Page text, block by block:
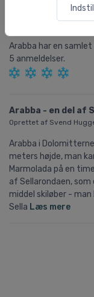
Arabba har en samlet
5 anmeldelser.
Arabba - en del af
Oprettet af Svend
Arabba i
meters højde, man
Marmolada på en
af Sellarondaen,
middel skiløber -
Sella Læs mere